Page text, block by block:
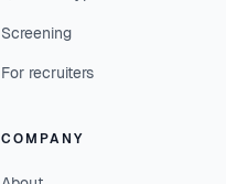
Screening
For recruiters
COMPANY